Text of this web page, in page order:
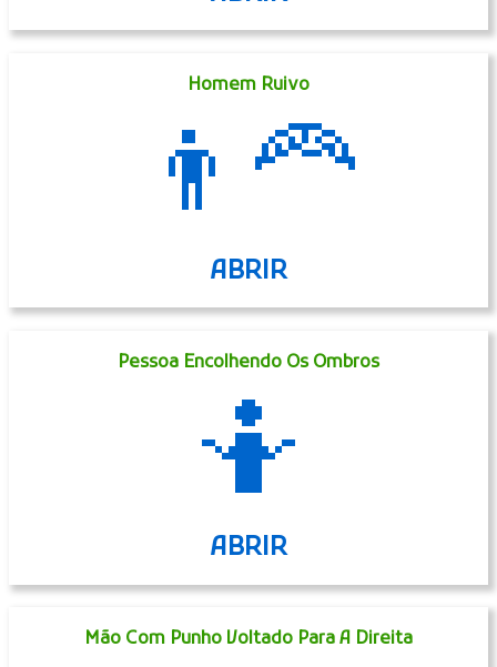
Homem Ruivo
👨‍🦰
ABRIR
Pessoa Encolhendo Os Ombros
🤷
ABRIR
Mão Com Punho Voltado Para A Direita